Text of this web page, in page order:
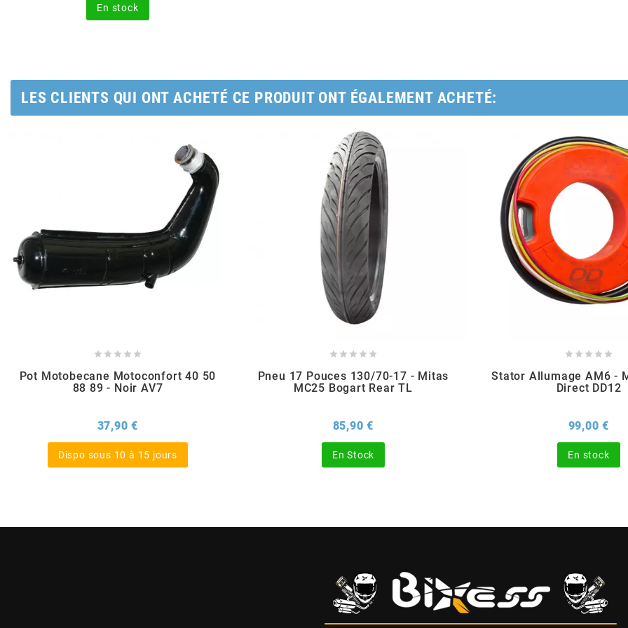
BCD
BETA MOTOS
BETA RACING
BIDALOT
En stock
LES CLIENTS QUI ONT ACHETÉ CE PRODUIT ONT ÉGALEMENT ACHETÉ:
    
Pot Motobecane Motoconfort 40 50
88 89 - Noir AV7
37,90 €
Dispo sous 10 à 15 jours
    
Pneu 17 Pouces 130/70-17 - Mitas
MC25 Bogart Rear TL
85,90 €
En Stock
    
Stator Allumage AM6 -
Direct DD12
99,00 €
En stock